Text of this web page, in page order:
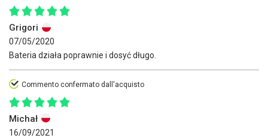
Grigori
07/05/2020
Bateria działa poprawnie i dosyć długo.
Commento confermato dall'acquisto
Michał
16/09/2021